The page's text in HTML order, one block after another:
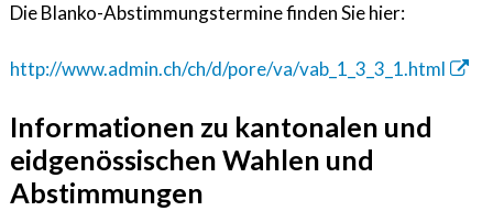
Die Blanko-Abstimmungstermine finden Sie hier:
http://www.admin.ch/ch/d/pore/va/vab_1_3_3_1.html
Informationen zu kantonalen und
eidgenössischen Wahlen und
Abstimmungen